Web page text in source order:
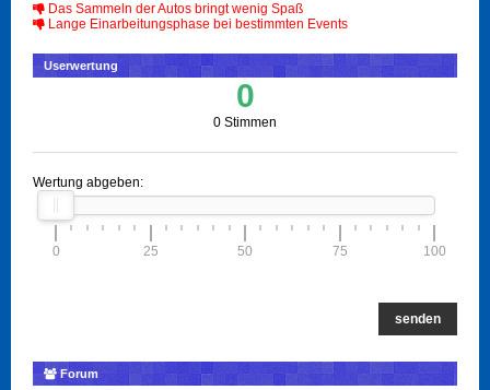
Das Sammeln der Autos bringt wenig Spaß
Lange Einarbeitungsphase bei bestimmten Events
Userwertung
0
0 Stimmen
Wertung abgeben:
0 25 50 75 100
senden
Forum